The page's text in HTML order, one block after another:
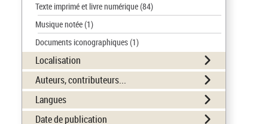
Texte imprimé et livre numérique(84)
Musique notée(1)
Documents iconographiques(1)
Localisation
Auteurs, contributeurs...
Langues
Date de publication